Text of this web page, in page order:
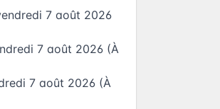
7 août 2026
7 août 2026 (À
7 août 2026 (À